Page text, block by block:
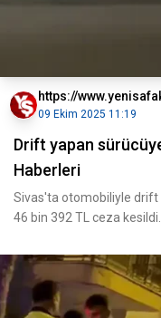
https://
09 Ekim 2025 11:19
Drift yapan
Haberleri
Sivas'ta otomobiliyle drift
46 bin 392 TL ceza